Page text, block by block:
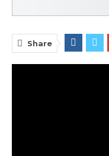
Share